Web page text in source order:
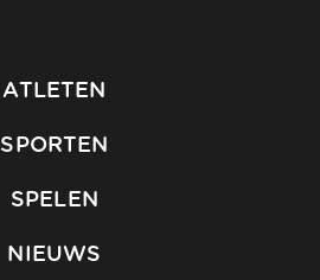
ATLETEN
SPORTEN
SPELEN
NIEUWS